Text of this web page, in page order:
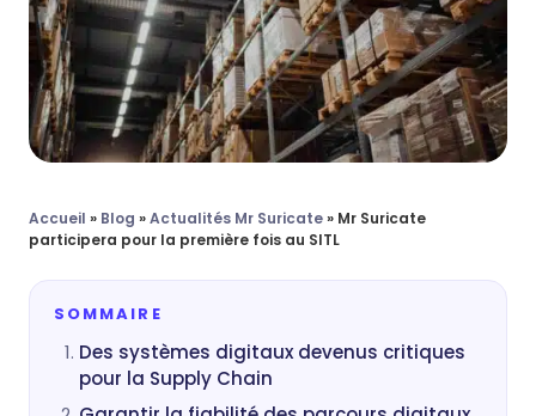
Accueil » Blog »Actualités Mr Suricate» Mr Suricate
participera pour la première fois au SITL
SOMMAIRE
Des systèmes digitaux devenus critiques
pour la Supply Chain